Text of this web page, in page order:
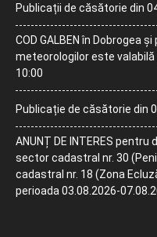
Publicații de căsătorie din
COD GALBEN în Dobrogea
meteorologilor este
10:00
Publicație de căsătorie din
ANUNȚ DE INTERES
sector cadastral nr. 30
cadastral nr. 18 (Zona
perioada 03.08.2026-